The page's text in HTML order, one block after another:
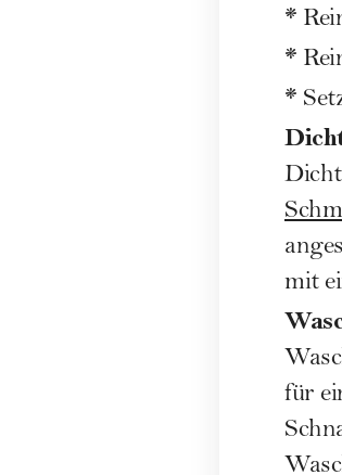
*
*
*
mit
für